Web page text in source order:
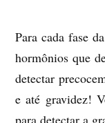
Para cada fase
hormônios que
detectar
e até gravidez!